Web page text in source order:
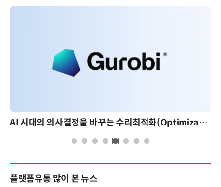
AI 시대의 의사결정을 바꾸는 수리최적화(Optimization): 실제 산업 적용 사례와 활용 전략
플랫폼유통 많이 본 뉴스